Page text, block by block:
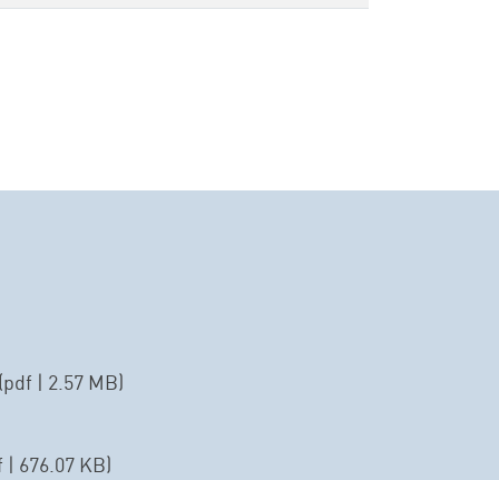
| 2.57 MB)
676.07 KB)